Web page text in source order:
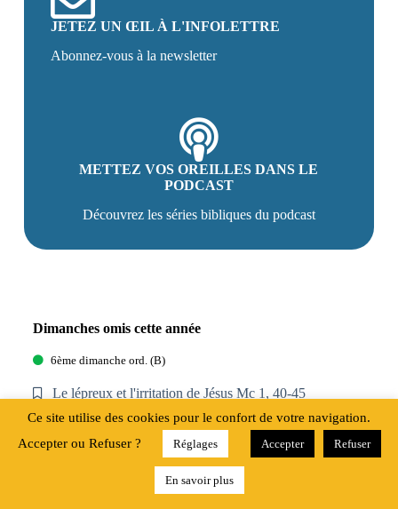
JETEZ UN ŒIL À L'INFOLETTRE
Abonnez-vous à la newsletter
METTEZ VOS OREILLES DANS LE
PODCAST
Découvrez les séries bibliques du podcast
Dimanches omis cette année
6ème dimanche ord. (B)
Le lépreux et l'irritation de Jésus Mc 1, 40-45
7ème dimanche ord.
L'amour à travers toit Mc 2, 1-12
Ce site utilise des cookies pour le confort de votre navigation.
Accepter ou Refuser ?
Réglages Accepter Refuser
En savoir plus